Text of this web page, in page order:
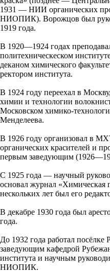
1931 — НИИ органических
НИОПИК). Ворожцов был
1919 года.
В 1920—1924 годах
политехническеском
деканом химического
ректором института.
В 1924 году переехал в
химии и технологии
Московском химико-
Менделеева.
В 1926 году организовал в
органических красителей и
первым заведующим
С 1925 года — научный
основал журнал «Химическая
нескольких лет был его
В декабре 1930 года был
года.
До 1932 года работал посёлке
заведующим кафедрой
института и научным
НИОПИК.